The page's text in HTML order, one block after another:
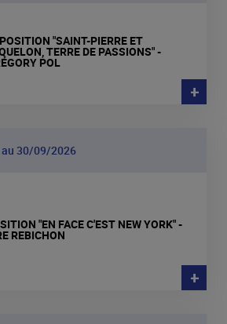
"SAINT-PIERRE ET
TERRE DE PASSIONS" -
POL
+
30 09 2026
"EN FACE C'EST NEW YORK" -
REBICHON
+